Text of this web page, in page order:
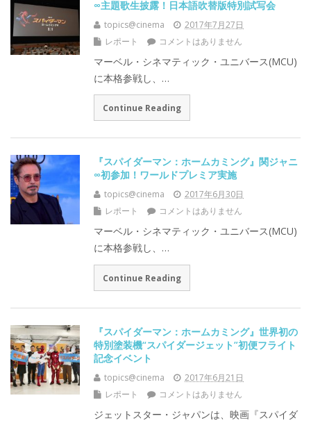
∞主題歌生披露！日本語吹替版特別試写会
topics@cinema
2017年7月27日
レポート
コメントはありません
マーベル・シネマティック・ユニバース(MCU)
に本格参戦し、…
Continue Reading
『スパイダーマン：ホームカミング』関ジャニ
∞初参加！ワールドプレミア実施
topics@cinema
2017年6月30日
レポート
コメントはありません
マーベル・シネマティック・ユニバース(MCU)
に本格参戦し、…
Continue Reading
『スパイダーマン：ホームカミング』世界初の
特別塗装機“スパイダージェット”初便フライト
記念イベント
topics@cinema
2017年6月21日
レポート
コメントはありません
ジェットスター・ジャパンは、映画『スパイダ